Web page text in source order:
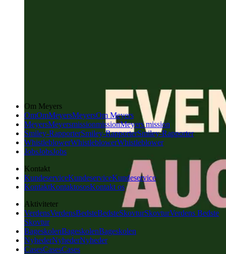
Om Meyers
OmOmMeyersMeyersOm Meyers
MeyersMeyersmissionmissionMeyers mission
Smiley-RapporterSmiley-RapporterSmiley-Rapporter
WhistleblowerWhistleblowerWhistleblower
JobsJobsJobs
Kontakt
KundeserviceKundeserviceKundeservice
KontaktKontaktososKontakt os
Aktiviteter
VerdensVerdensBedsteBedsteSkovturSkovturVerdens Bedste
Skovtur
BageskolenBageskolenBageskolen
NyhederNyhederNyheder
CasesCasesCases